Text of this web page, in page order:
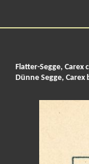
Flatter-Segge, Carex
Dünne Segge,